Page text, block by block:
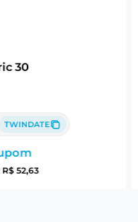
30
TWINDATE
R$ 52,63